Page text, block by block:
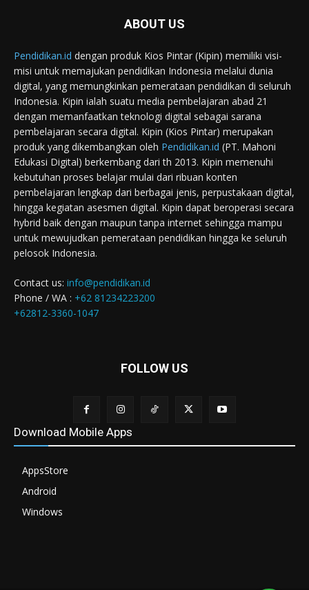
ABOUT US
Pendidikan.id dengan produk Kios Pintar (Kipin) memiliki visi-
misi untuk memajukan pendidikan Indonesia melalui dunia
digital, yang memungkinkan pemerataan pendidikan di seluruh
Indonesia. Kipin ialah suatu media pembelajaran abad 21
dengan memanfaatkan teknologi digital sebagai sarana
pembelajaran secara digital. Kipin (Kios Pintar) merupakan
produk yang dikembangkan oleh Pendidikan.id (PT. Mahoni
Edukasi Digital) berkembang dari th 2013. Kipin memenuhi
kebutuhan proses belajar mulai dari ribuan konten
pembelajaran lengkap dari berbagai jenis, perpustakaan digital,
hingga kegiatan asesmen digital. Kipin dapat beroperasi secara
hybrid baik dengan maupun tanpa internet sehingga mampu
untuk mewujudkan pemerataan pendidikan hingga ke seluruh
pelosok Indonesia.
Contact us: info@pendidikan.id
Phone / WA : +62 81234223200
+62812-3360-1047
FOLLOW US
Download Mobile Apps
AppsStore
Android
Windows